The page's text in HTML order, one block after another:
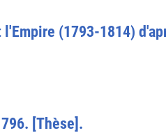
(1793-1814)
[Thèse].